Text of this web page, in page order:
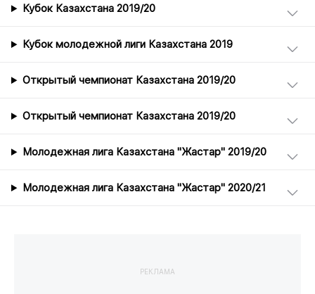
Кубок Казахстана 2019/20
Кубок молодежной лиги Казахстана 2019
Открытый чемпионат Казахстана 2019/20
Открытый чемпионат Казахстана 2019/20
Молодежная лига Казахстана "Жастар" 2019/20
Молодежная лига Казахстана "Жастар" 2020/21
РЕКЛАМА